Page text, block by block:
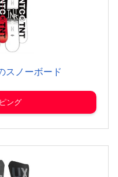
スノーボード
ング